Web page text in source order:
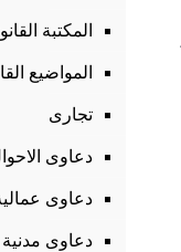
المكتبة
المواضيع
تجارى
دعاوى
دعاوى
دعاوى مدنية